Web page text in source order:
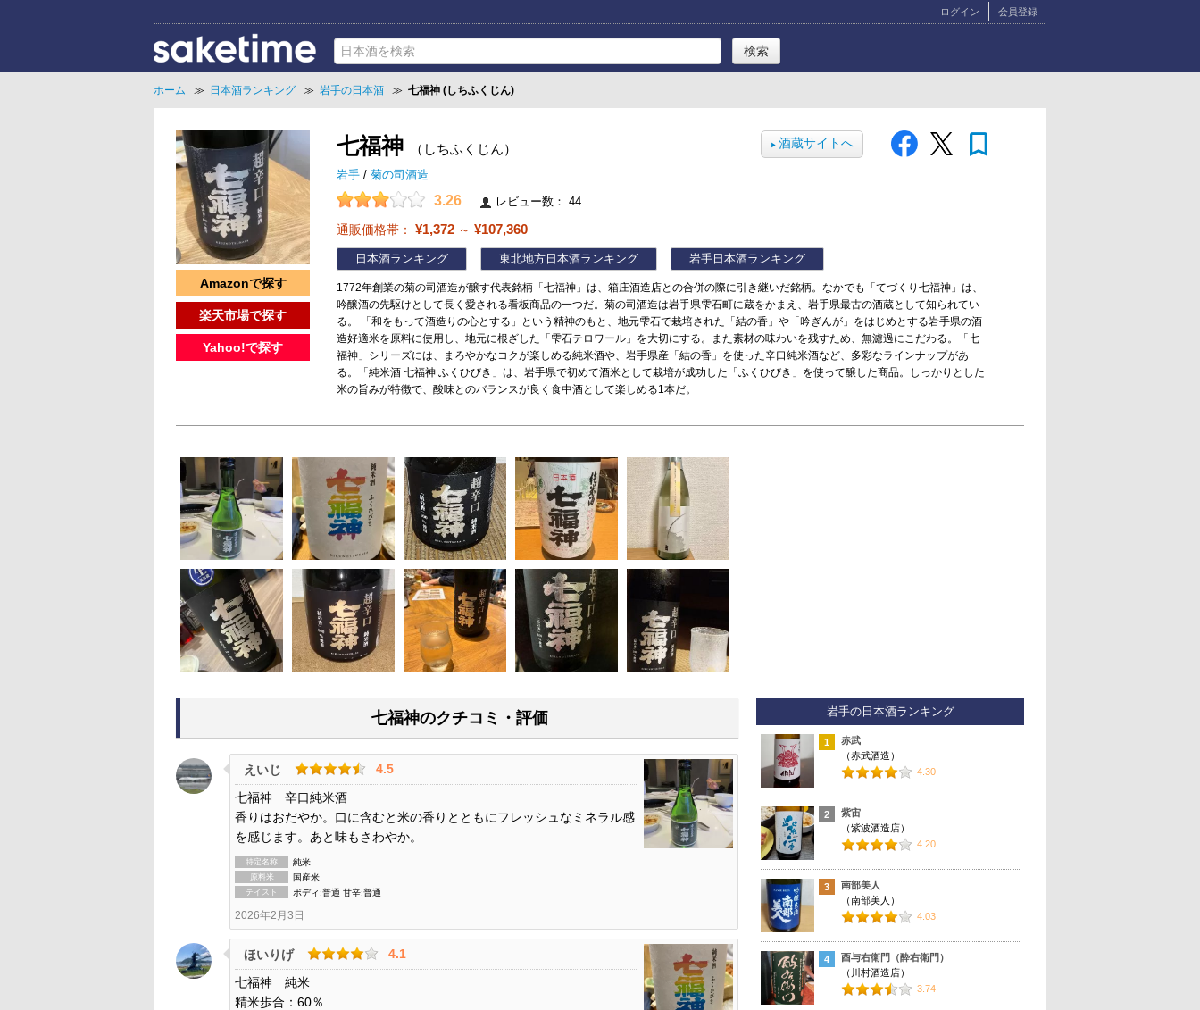
ログイン 会員登録
ホーム ≫ 日本酒ランキング ≫ 岩手の日本酒 ≫ 七福神 (しちふくじん)
Amazonで探す
楽天市場で探す
Yahoo!で探す
七福神 （しちふくじん） bookmark
▶ 酒蔵サイトへ
岩手 / 菊の司酒造
3.26 レビュー数： 44
通販価格帯： ¥1,372 ～ ¥107,360
日本酒ランキング 東北地方日本酒ランキング 岩手日本酒ランキング
1772年創業の菊の司酒造が醸す代表銘柄「七福神」は、箱庄酒造店との合併の際に引き継いだ銘柄。なかでも「てづくり七福神」は、
吟醸酒の先駆けとして長く愛される看板商品の一つだ。菊の司酒造は岩手県雫石町に蔵をかまえ、岩手県最古の酒蔵として知られてい
る。 「和をもって酒造りの心とする」という精神のもと、地元雫石で栽培された「結の香」や「吟ぎんが」をはじめとする岩手県の酒
造好適米を原料に使用し、地元に根ざした「雫石テロワール」を大切にする。また素材の味わいを残すため、無濾過にこだわる。「七
福神」シリーズには、まろやかなコクが楽しめる純米酒や、岩手県産「結の香」を使った辛口純米酒など、多彩なラインナップがあ
る。「純米酒 七福神 ふくひびき」は、岩手県で初めて酒米として栽培が成功した「ふくひびき」を使って醸した商品。しっかりとした
米の旨みが特徴で、酸味とのバランスが良く食中酒として楽しめる1本だ。
七福神のクチコミ・評価
えいじ
4.5
七福神 辛口純米酒
香りはおだやか。口に含むと米の香りとともにフレッシュなミネラル感
を感じます。あと味もさわやか。
特定名称 純米
原料米 国産米
テイスト ボディ:普通 甘辛:普通
2026年2月3日
ほいりげ
4.1
七福神 純米
精米歩合：60％
岩手の日本酒ランキング
1
赤武
（赤武酒造）
4.30
2
紫宙
（紫波酒造店）
4.20
3
南部美人
（南部美人）
4.03
4
酉与右衛門（酔右衛門）
（川村酒造店）
3.74